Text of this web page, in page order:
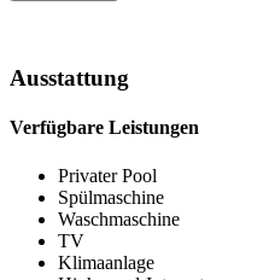
Ausstattung
Verfügbare Leistungen
Privater Pool
Spülmaschine
Waschmaschine
TV
Klimaanlage